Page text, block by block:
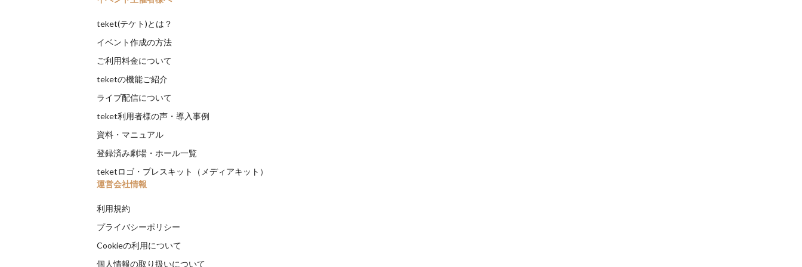
teket(テケト)とは？
イベント作成の方法
ご利用料金について
teketの機能ご紹介
ライブ配信について
teket利用者様の声・導入事例
資料・マニュアル
登録済み劇場・ホール一覧
teketロゴ・プレスキット（メディアキット）
運営会社情報
利用規約
プライバシーポリシー
Cookieの利用について
個人情報の取り扱いについて